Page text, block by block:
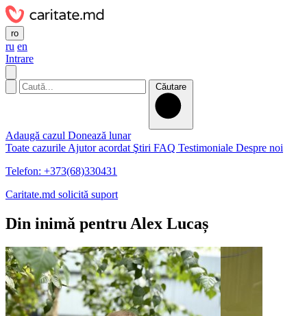
ro
ru en
Intrare
Căutare
Adaugă cazul Donează lunar
Toate cazurile Ajutor acordat Ştiri FAQ Testimoniale Despre noi
Telefon: +373(68)330431
Caritate.md solicită suport
Din inimǎ pentru Alex Lucaș